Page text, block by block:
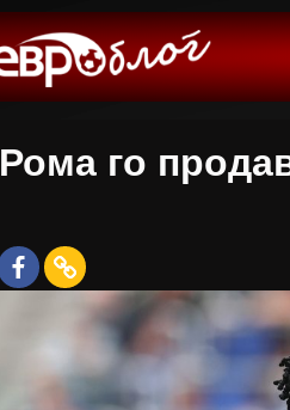
Рома го